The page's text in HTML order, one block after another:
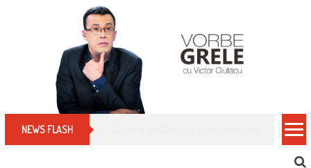
NEWS FLASH Cum îți schimbi, rapid, gratuit și eficient,